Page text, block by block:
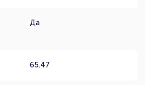
Да
65.47